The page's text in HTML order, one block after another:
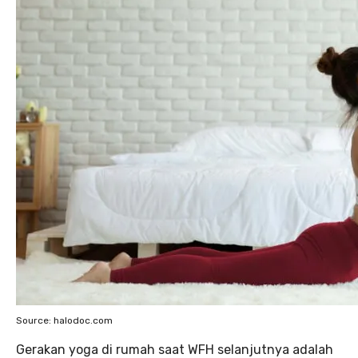
Source: halodoc.com
Gerakan yoga di rumah saat WFH selanjutnya adalah